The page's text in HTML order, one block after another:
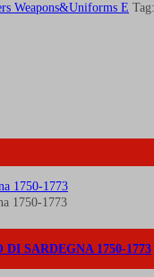
Weapons&Uniforms E
DI SARDEGNA 1750-1773